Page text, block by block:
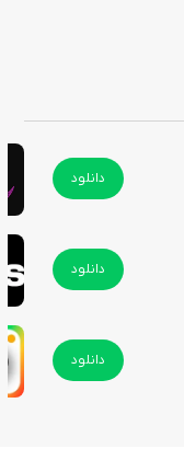
دانلود
دانلود
دانلود